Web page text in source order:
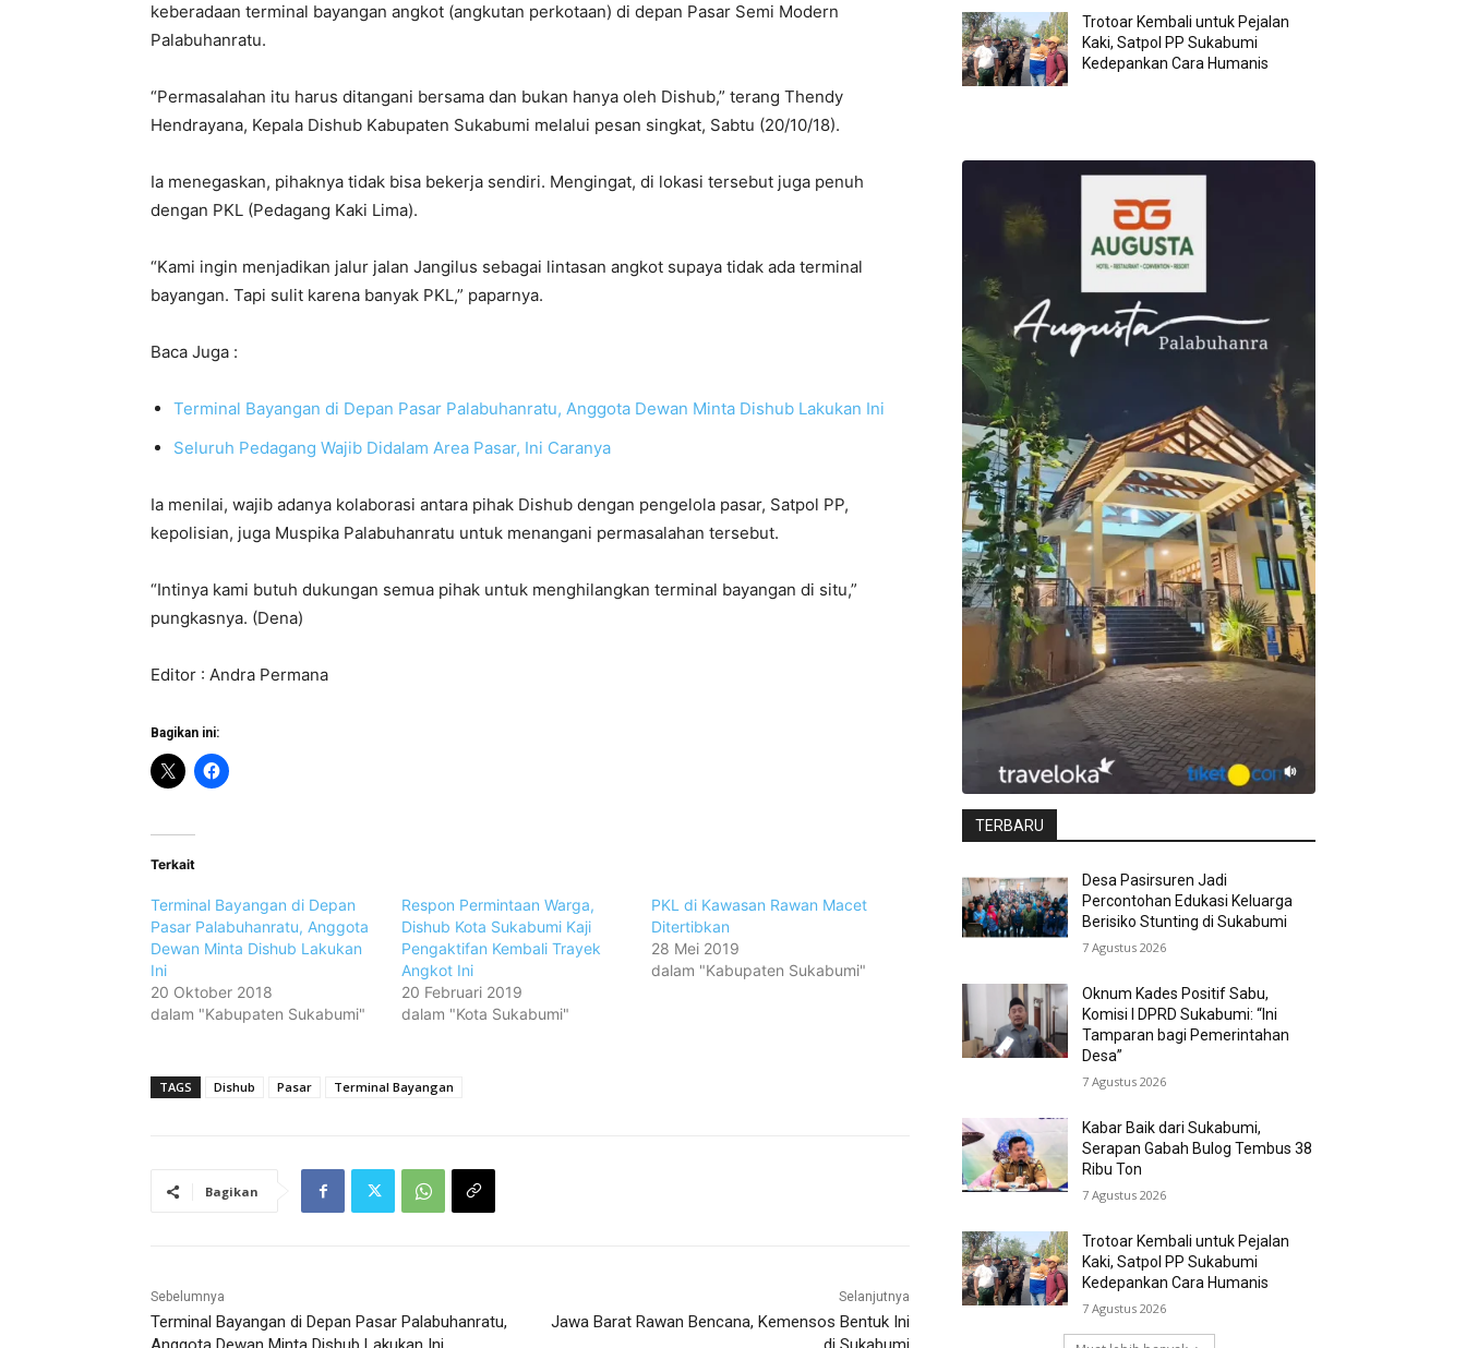
keberadaan terminal bayangan angkot (angkutan perkotaan) di depan Pasar Semi Modern
Palabuhanratu.
“Permasalahan itu harus ditangani bersama dan bukan hanya oleh Dishub,” terang Thendy
Hendrayana, Kepala Dishub Kabupaten Sukabumi melalui pesan singkat, Sabtu (20/10/18).
Ia menegaskan, pihaknya tidak bisa bekerja sendiri. Mengingat, di lokasi tersebut juga penuh
dengan PKL (Pedagang Kaki Lima).
“Kami ingin menjadikan jalur jalan Jangilus sebagai lintasan angkot supaya tidak ada terminal
bayangan. Tapi sulit karena banyak PKL,” paparnya.
Baca Juga :
Terminal Bayangan di Depan Pasar Palabuhanratu, Anggota Dewan Minta Dishub Lakukan Ini
Seluruh Pedagang Wajib Didalam Area Pasar, Ini Caranya
Ia menilai, wajib adanya kolaborasi antara pihak Dishub dengan pengelola pasar, Satpol PP,
kepolisian, juga Muspika Palabuhanratu untuk menangani permasalahan tersebut.
“Intinya kami butuh dukungan semua pihak untuk menghilangkan terminal bayangan di situ,”
pungkasnya. (Dena)
Editor : Andra Permana
Bagikan ini:
Terkait
Terminal Bayangan di Depan
Pasar Palabuhanratu, Anggota
Dewan Minta Dishub Lakukan
Ini
20 Oktober 2018
dalam "Kabupaten Sukabumi"
Respon Permintaan Warga,
Dishub Kota Sukabumi Kaji
Pengaktifan Kembali Trayek
Angkot Ini
20 Februari 2019
dalam "Kota Sukabumi"
PKL di Kawasan Rawan Macet
Ditertibkan
28 Mei 2019
dalam "Kabupaten Sukabumi"
TAGS Dishub Pasar Terminal Bayangan
Bagikan
Sebelumnya
Terminal Bayangan di Depan Pasar Palabuhanratu,
Selanjutnya
Jawa Barat Rawan Bencana, Kemensos Bentuk Ini
Trotoar Kembali untuk Pejalan
Kaki, Satpol PP Sukabumi
Kedepankan Cara Humanis
TERBARU
Desa Pasirsuren Jadi
Percontohan Edukasi Keluarga
Berisiko Stunting di Sukabumi
7 Agustus 2026
Oknum Kades Positif Sabu,
Komisi I DPRD Sukabumi: “Ini
Tamparan bagi Pemerintahan
Desa”
7 Agustus 2026
Kabar Baik dari Sukabumi,
Serapan Gabah Bulog Tembus 38
Ribu Ton
7 Agustus 2026
Trotoar Kembali untuk Pejalan
Kaki, Satpol PP Sukabumi
Kedepankan Cara Humanis
7 Agustus 2026